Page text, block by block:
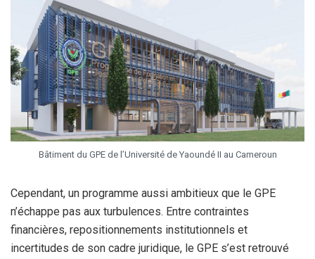
Bâtiment du GPE de l’Université de Yaoundé II au Cameroun
Cependant, un programme aussi ambitieux que le GPE
n’échappe pas aux turbulences. Entre contraintes
financières, repositionnements institutionnels et
incertitudes de son cadre juridique, le GPE s’est retrouvé